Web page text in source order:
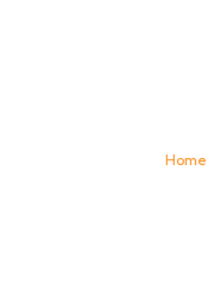
Home